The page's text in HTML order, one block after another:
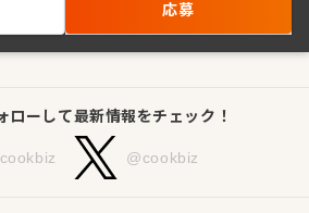
応募
ローして最新情報をチェック！
@cookbiz